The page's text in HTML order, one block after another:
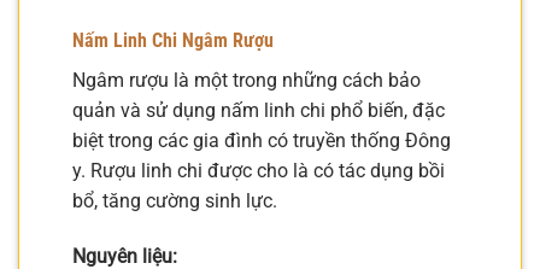
Nấm Linh Chi Ngâm Rượu
Ngâm rượu là một trong những cách bảo
quản và sử dụng nấm linh chi phổ biến, đặc
biệt trong các gia đình có truyền thống Đông
y. Rượu linh chi được cho là có tác dụng bồi
bổ, tăng cường sinh lực.
Nguyên liệu: